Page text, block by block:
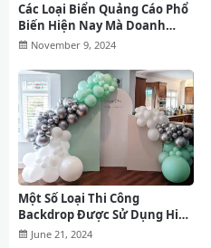
Các Loại Biển Quảng Cáo Phổ
Biến Hiện Nay Mà Doanh
nghiệp Không Thể Bỏ Qua
November 9, 2024
Một Số Loại Thi Công
Backdrop Được Sử Dụng Hiện
NayJune 21, 2024